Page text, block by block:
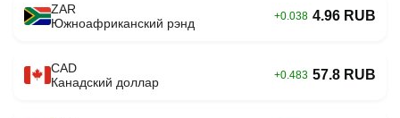
ZAR
Южноафриканский рэнд
+0.038 4.96 RUB
CAD
Канадский доллар
+0.483 57.8 RUB